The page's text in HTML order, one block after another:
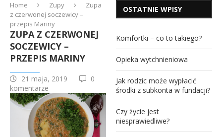
Home Zupy
Zupa
z czerwonej soczewicy –
przepis Mariny
ZUPA Z CZERWONEJ
SOCZEWICY –
PRZEPIS MARINY
21 maja, 2019
0
komentarze
OSTATNIE WPISY
Komfortki – co to takiego?
Opieka wytchnieniowa
Jak rodzic może wypłacić
środki z subkonta w fundacji?
Czy życie jest
niesprawiedliwe?